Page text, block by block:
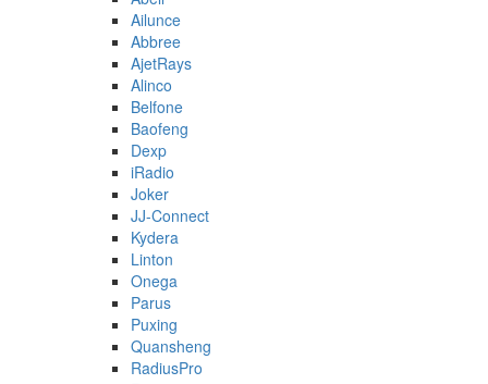
Ailunce
Abbree
AjetRays
Alinco
Belfone
Baofeng
Dexp
iRadio
Joker
JJ-Connect
Kydera
Linton
Onega
Parus
Puxing
Quansheng
RadiusPro